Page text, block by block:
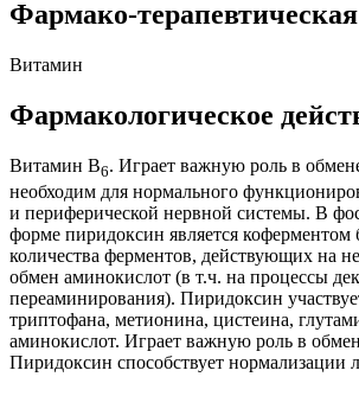
Фармако-
Витамин
Фармакологическое
Витамин B6. Играет важную роль в
необходим для нормального
и периферической нервной системы. В
форме пиридоксин является коферментом
количества ферментов, действующих на
обмен аминокислот (в т.ч. на процессы
переаминирования). Пиридоксин
триптофана, метионина, цистеина,
аминокислот. Играет важную роль в
Пиридоксин способствует нормализации